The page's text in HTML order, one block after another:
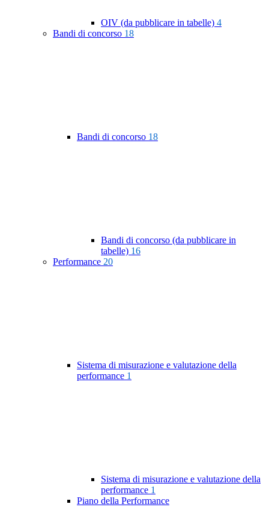
OIV (da pubblicare in tabelle) 4
Bandi di concorso 18
Bandi di concorso 18
Bandi di concorso (da pubblicare in
tabelle) 16
Performance 20
Sistema di misurazione e valutazione della
performance 1
Sistema di misurazione e valutazione della
performance 1
Piano della Performance